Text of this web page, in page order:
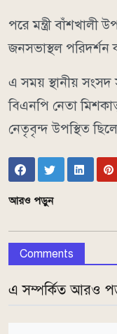
পরে মন্ত্রী বাঁশখালী
জনসভাস্থল পরিদর্শন
এ সময় স্থানীয়
বিএনপি নেতা
নেতৃবৃন্দ উপস্থিত
আরও পড়ুন
Comments
এ সম্পর্কিত আরও